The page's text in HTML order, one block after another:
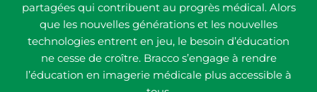
partagées qui contribuent au progrès médical. Alors
que les nouvelles générations et les nouvelles
technologies entrent en jeu, le besoin d’éducation
ne cesse de croître. Bracco s’engage à rendre
l’éducation en imagerie médicale plus accessible à